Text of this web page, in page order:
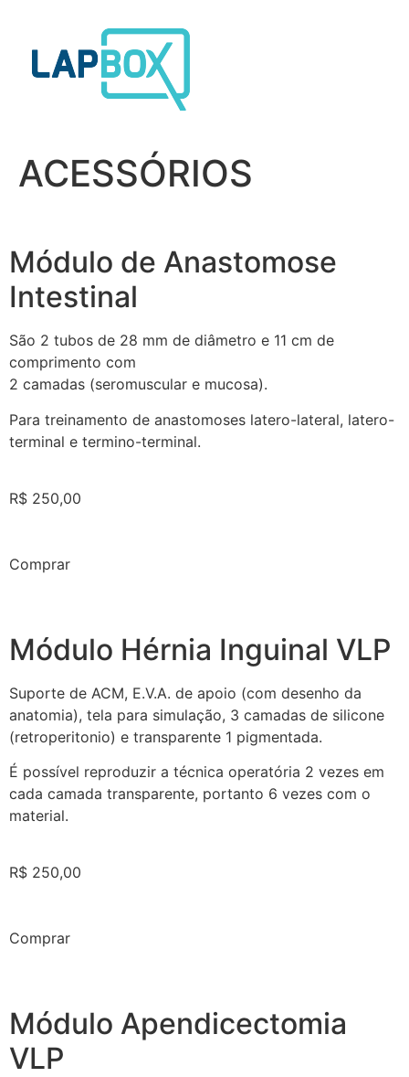
content
ACESSÓRIOS
Módulo de Anastomose
Intestinal
São 2 tubos de 28 mm de diâmetro e 11 cm de
comprimento com
2 camadas (seromuscular e mucosa).
Para treinamento de anastomoses latero-lateral, latero-
terminal e termino-terminal.
R$ 250,00
Comprar
Módulo Hérnia Inguinal VLP
Suporte de ACM, E.V.A. de apoio (com desenho da
anatomia), tela para simulação, 3 camadas de silicone
(retroperitonio) e transparente 1 pigmentada.
É possível reproduzir a técnica operatória 2 vezes em
cada camada transparente, portanto 6 vezes com o
material.
R$ 250,00
Comprar
Módulo Apendicectomia
VLP